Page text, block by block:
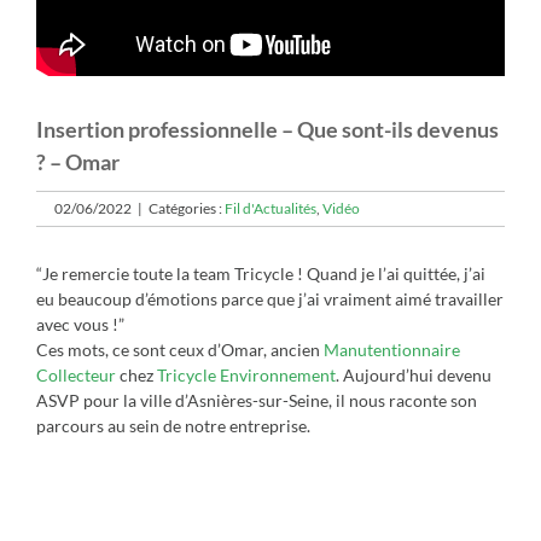
Insertion professionnelle – Que sont-ils devenus
? – Omar
02/06/2022 | Catégories : Fil d'Actualités Vidéo
“Je remercie toute la team Tricycle ! Quand je l’ai quittée, j’ai
eu beaucoup d’émotions parce que j’ai vraiment aimé travailler
avec vous !”
Ces mots, ce sont ceux d’Omar, ancien Manutentionnaire
CollecteurchezTricycle Environnement. Aujourd’hui devenu
ASVP pour la ville d’Asnières-sur-Seine, il nous raconte son
parcours au sein de notre entreprise.